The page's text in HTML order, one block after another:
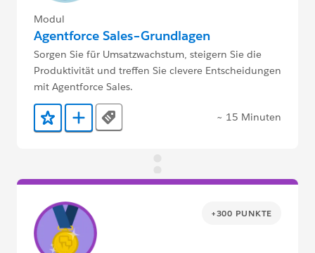
Modul
Agentforce Sales–Grundlagen
Sorgen Sie für Umsatzwachstum, steigern Sie die
Produktivität und treffen Sie clevere Entscheidungen
mit Agentforce Sales.
Zu Favoriten hinzufügen
Zu Trailmix hinzufügen
Tags ~ 15 Minuten
+300 PUNKTE